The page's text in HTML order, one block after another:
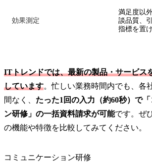
効果測定
満足度以
談品質、
指標を置
ITトレンドでは、最新の製品・サービス
しています。忙しい業務時間内でも、各
間なく、 たった1回の入力（約60秒）で
ン研修」の一括資料請求が可能です。ぜ
の機能や特徴を比較してみてください。
コミュニケーション研修